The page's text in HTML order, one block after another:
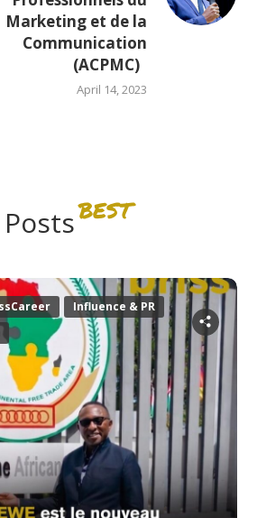
Marketing et de la
Communication
(ACPMC)
April 14, 2023
BEST
Influence & PR